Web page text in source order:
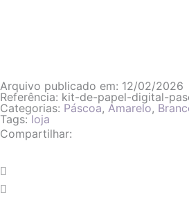
Arquivo publicado em: 12/02/2026
Referência: kit-de-papel-digital-
Categorias: Páscoa, Amarelo,
Tags:loja
Compartilhar: